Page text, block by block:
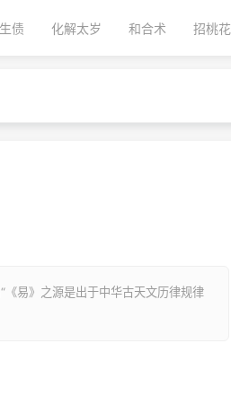
债 化解太岁 和合术 招桃花
易》之源是出于中华古天文历律规律